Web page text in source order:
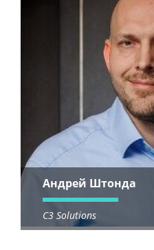
Андрей Штонда
C3 Solutions